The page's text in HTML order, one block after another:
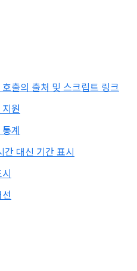
출의 출처 및 스크립트 링크
원
계
대신 기간 표시